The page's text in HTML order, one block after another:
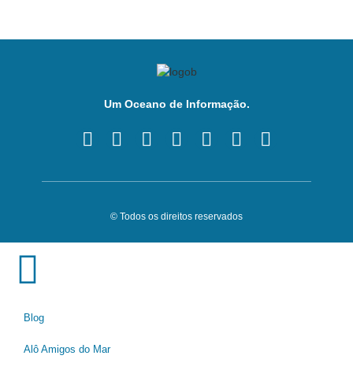
Um Oceano de Informação.
© Todos os direitos reservados
Blog
Alô Amigos do Mar